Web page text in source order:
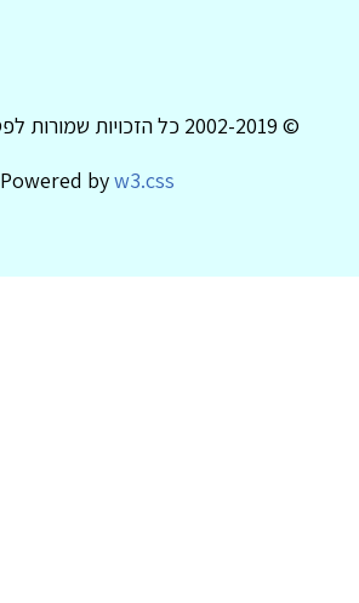
© 2002-2019 כל הזכויות שמורות לפסיכולוגיה עברית
Powered byw3.css